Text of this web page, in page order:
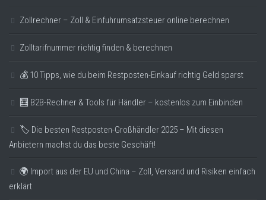
Zollrechner – Zoll & Einfuhrumsatzsteuer online berechnen
Zolltarifnummer richtig finden & berechnen
💰 10 Tipps, wie du beim Restposten-Einkauf richtig Geld sparst
🧮 B2B-Rechner & Tools für Händler – kostenlos zum Einbinden
🏷️ Die besten Restposten-Großhändler 2025 – Mit diesen
Anbietern machst du das beste Geschäft!
🌍 Import aus der EU und China – Zoll, Versand und Risiken einfach
erklärt